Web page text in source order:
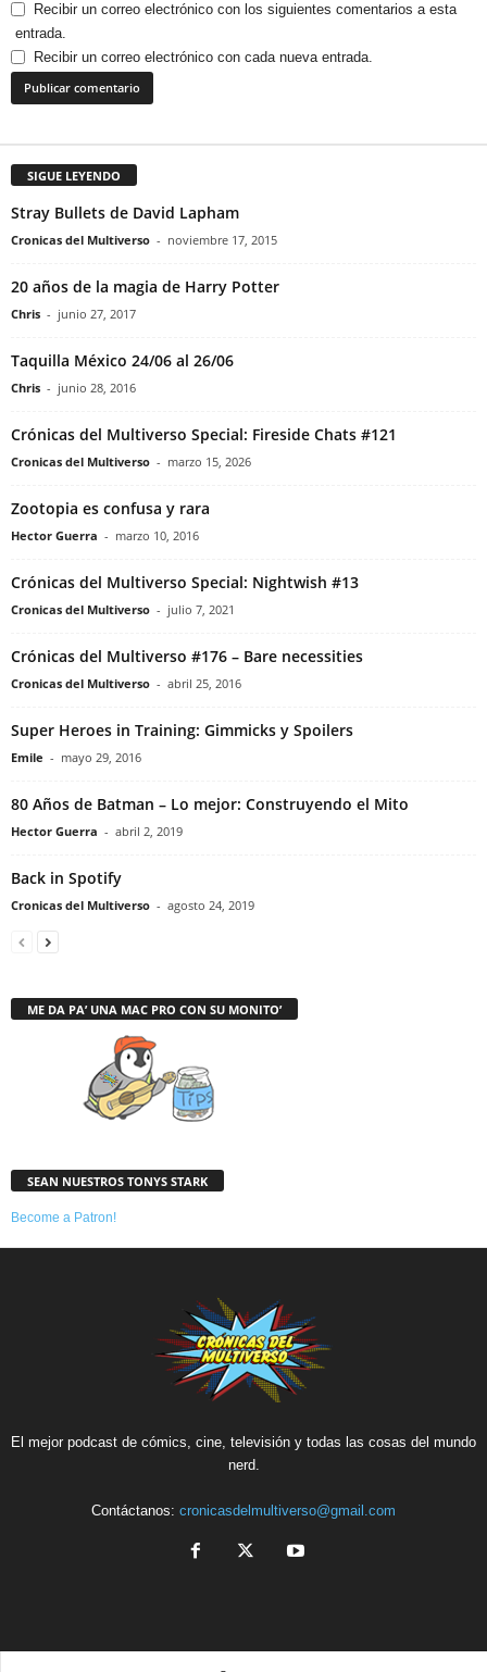
Recibir un correo electrónico con los siguientes comentarios a esta
entrada.
Recibir un correo electrónico con cada nueva entrada.
SIGUE LEYENDO
Stray Bullets de David Lapham
Cronicas del Multiverso - noviembre 17, 2015
20 años de la magia de Harry Potter
Chris - junio 27, 2017
Taquilla México 24/06 al 26/06
Chris - junio 28, 2016
Crónicas del Multiverso Special: Fireside Chats #121
Cronicas del Multiverso - marzo 15, 2026
Zootopia es confusa y rara
Hector Guerra - marzo 10, 2016
Crónicas del Multiverso Special: Nightwish #13
Cronicas del Multiverso - julio 7, 2021
Crónicas del Multiverso #176 – Bare necessities
Cronicas del Multiverso - abril 25, 2016
Super Heroes in Training: Gimmicks y Spoilers
Emile - mayo 29, 2016
80 Años de Batman – Lo mejor: Construyendo el Mito
Hector Guerra - abril 2, 2019
Back in Spotify
Cronicas del Multiverso - agosto 24, 2019
ME DA PA’ UNA MAC PRO CON SU MONITO’
SEAN NUESTROS TONYS STARK
Become a Patron!
El mejor podcast de cómics, cine, televisión y todas las cosas del mundo
nerd.
Contáctanos: cronicasdelmultiverso@gmail.com